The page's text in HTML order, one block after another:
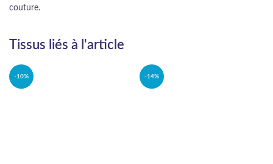
couture.
Tissus liés à l'article
-10% -14%